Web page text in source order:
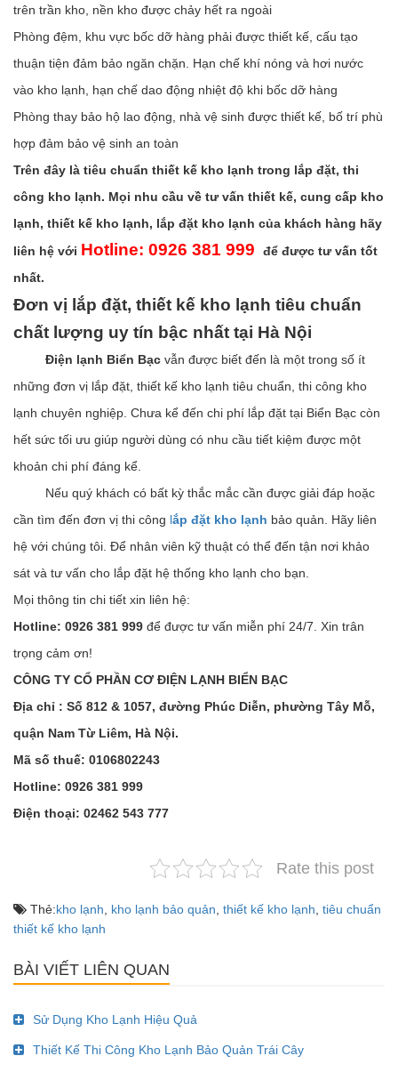
trên trần kho, nền kho được chảy hết ra ngoài
Phòng đệm, khu vực bốc dỡ hàng phải được thiết kế, cấu tạo
thuận tiện đảm bảo ngăn chặn. Hạn chế khí nóng và hơi nước
vào kho lạnh, hạn chế dao động nhiệt độ khi bốc dỡ hàng
Phòng thay bảo hộ lao động, nhà vệ sinh được thiết kế, bố trí phù
hợp đảm bảo vệ sinh an toàn
Trên đây là tiêu chuẩn thiết kế kho lạnh trong lắp đặt, thi
công kho lạnh. Mọi nhu cầu về tư vấn thiết kế, cung cấp kho
lạnh, thiết kế kho lạnh, lắp đặt kho lạnh của khách hàng hãy
liên hệ với Hotline: 0926 381 999
để được tư vấn tốt
nhất.
Đơn vị lắp đặt, thiết kế kho lạnh tiêu chuẩn
chất lượng uy tín bậc nhất tại Hà Nội
Điện lạnh Biển Bạc vẫn được biết đến là một trong số ít
những đơn vị lắp đặt, thiết kế kho lạnh tiêu chuẩn, thi công kho
lạnh chuyên nghiệp. Chưa kể đến chi phí lắp đặt tại Biển Bạc còn
hết sức tối ưu giúp người dùng có nhu cầu tiết kiệm được một
khoản chi phí đáng kể.
Nếu quý khách có bất kỳ thắc mắc cần được giải đáp hoặc
cần tìm đến đơn vị thi công lắp đặt kho lạnh bảo quản. Hãy liên
hệ với chúng tôi. Để nhân viên kỹ thuật có thể đến tận nơi khảo
sát và tư vấn cho lắp đặt hệ thống kho lạnh cho bạn.
Mọi thông tin chi tiết xin liên hệ:
Hotline: 0926 381 999 để được tư vấn miễn phí 24/7. Xin trân
trọng cảm ơn!
CÔNG TY CỔ PHẦN CƠ ĐIỆN LẠNH BIỂN BẠC
Địa chỉ : Số 812 & 1057, đường Phúc Diễn, phường Tây Mỗ,
quận Nam Từ Liêm, Hà Nội.
Mã số thuế: 0106802243
Hotline: 0926 381 999
Điện thoại: 02462 543 777
Rate this post
Thẻ:kho lạnh kho lạnh bảo quản thiết kế kho lạnh tiêu chuẩn
thiết kế kho lạnh
BÀI VIẾT LIÊN QUAN
Sử Dụng Kho Lạnh Hiệu Quả
Thiết Kế Thi Công Kho Lạnh Bảo Quản Trái Cây